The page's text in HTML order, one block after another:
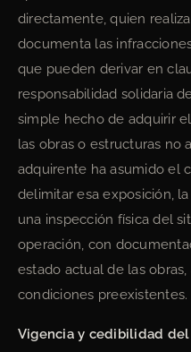
directamente, quien
documenta las
que pueden derivar en
responsabilidad solidaria
simple hecho de adquirir
las obras o estructuras no
adquirente ha asumido el
delimitar esa exposición,
una inspección física del
operación, con
estado actual de las
condiciones preexistentes.
Vigencia y cedibilidad